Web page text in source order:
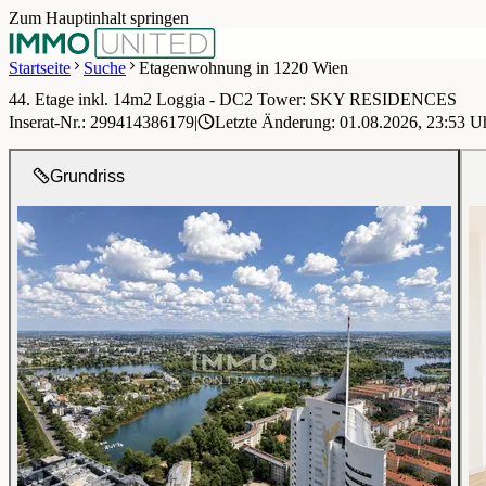
Zum Hauptinhalt springen
Startseite
Suche Etagenwohnung in 1220 Wien
1 / 13
Grundriss
44. Etage inkl. 14m2 Loggia - DC2 Tower: SKY RESIDENCES
Inserat-Nr.: 299414386179| Letzte Änderung: 01.08.2026, 23:53